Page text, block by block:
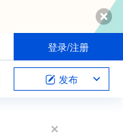
登录/注册
发布